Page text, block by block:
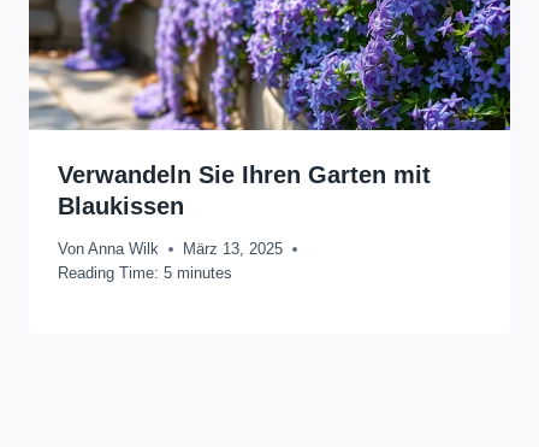
Verwandeln Sie Ihren Garten mit
Blaukissen
Von Anna Wilk
März 13, 2025
Reading Time: 5 minutes